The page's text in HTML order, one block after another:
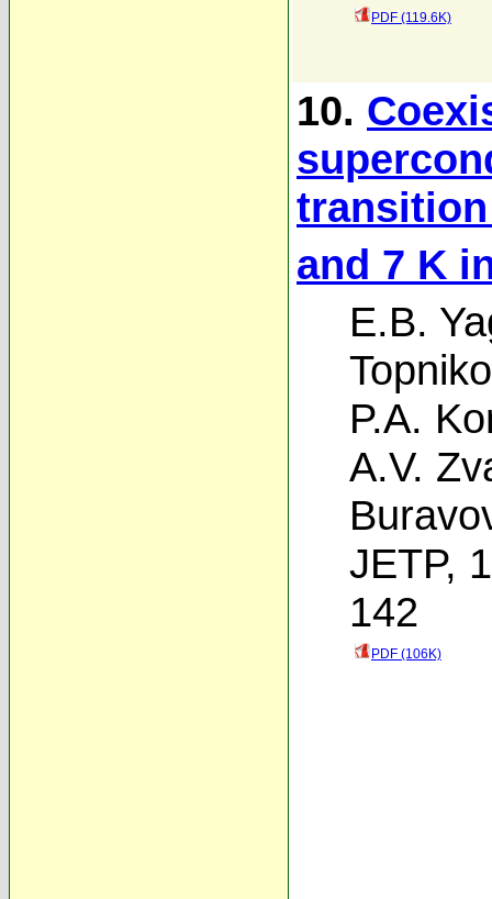
PDF (119.6K)
10.
transition
and 7 K
E.B.
P.A.
A.V.
JETP,
142
PDF (106K)